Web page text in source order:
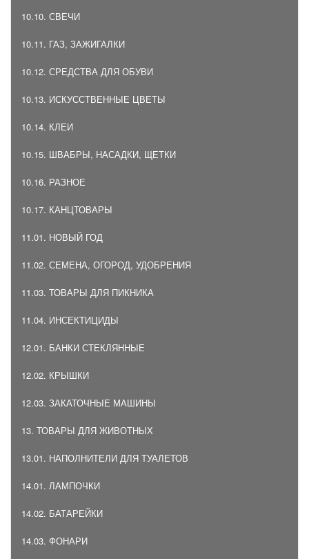
10.10. СВЕЧИ
10.11. ГАЗ, ЗАЖИГАЛКИ
10.12. СРЕДСТВА ДЛЯ ОБУВИ
10.13. ИСКУССТВЕННЫЕ ЦВЕТЫ
10.14. КЛЕИ
10.15. ШВАБРЫ, НАСАДКИ, ЩЕТКИ
10.16. РАЗНОЕ
10.17. КАНЦТОВАРЫ
11.01. НОВЫЙ ГОД
11.02. СЕМЕНА, ОГОРОД, УДОБРЕНИЯ
11.03. ТОВАРЫ ДЛЯ ПИКНИКА
11.04. ИНСЕКТИЦИДЫ
12.01. БАНКИ СТЕКЛЯННЫЕ
12.02. КРЫШКИ
12.03. ЗАКАТОЧНЫЕ МАШИНЫ
13. ТОВАРЫ ДЛЯ ЖИВОТНЫХ
13.01. НАПОЛНИТЕЛИ ДЛЯ ТУАЛЕТОВ
14.01. ЛАМПОЧКИ
14.02. БАТАРЕЙКИ
14.03. ФОНАРИ